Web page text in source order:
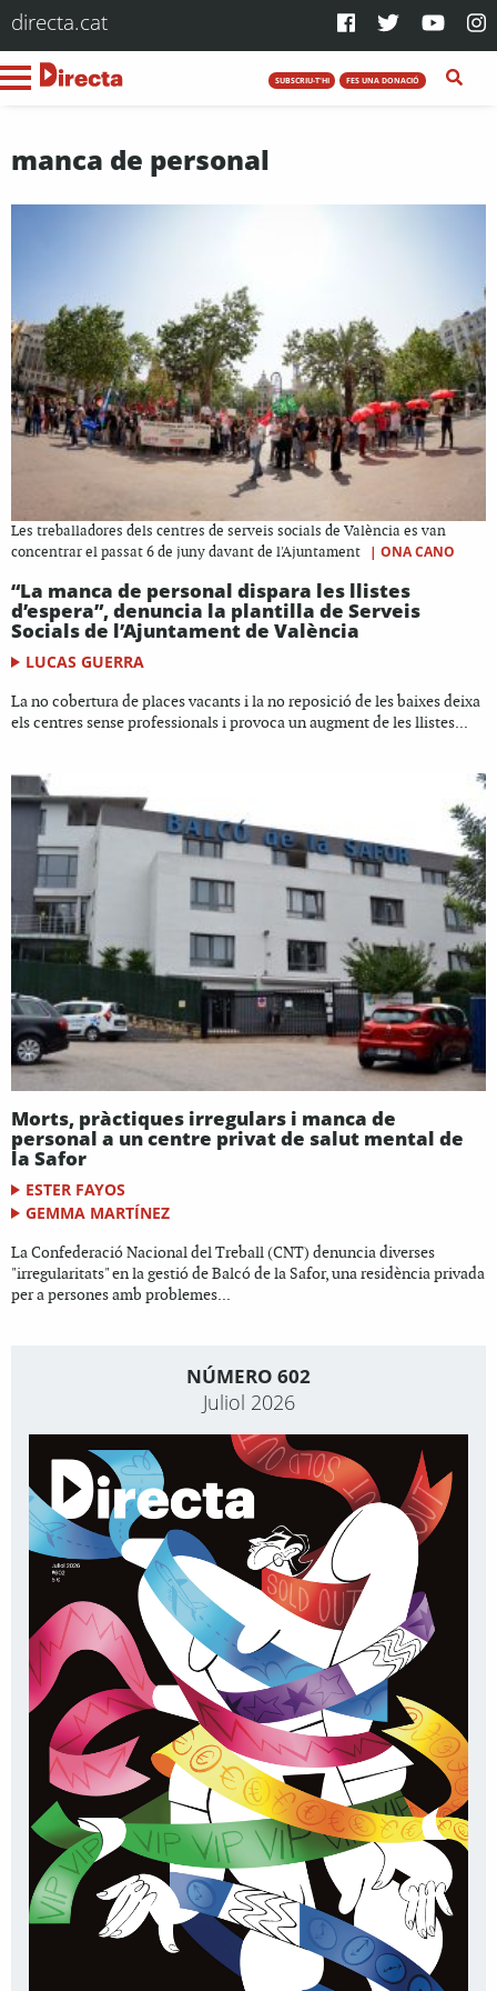
directa.cat
SUBSCRIU-T'HI FES UNA DONACIÓ
manca de personal
Les treballadores dels centres de serveis socials de València es van
concentrar el passat 6 de juny davant de l'Ajuntament
| ONA CANO
“La manca de personal dispara les llistes
d’espera”, denuncia la plantilla de Serveis
Socials de l’Ajuntament de València
LUCAS GUERRA
La no cobertura de places vacants i la no reposició de les baixes deixa
els centres sense professionals i provoca un augment de les llistes...
Morts, pràctiques irregulars i manca de
personal a un centre privat de salut mental de
la Safor
ESTER FAYOS
GEMMA MARTÍNEZ
La Confederació Nacional del Treball (CNT) denuncia diverses
"irregularitats" en la gestió de Balcó de la Safor, una residència privada
per a persones amb problemes...
NÚMERO 602
Juliol 2026